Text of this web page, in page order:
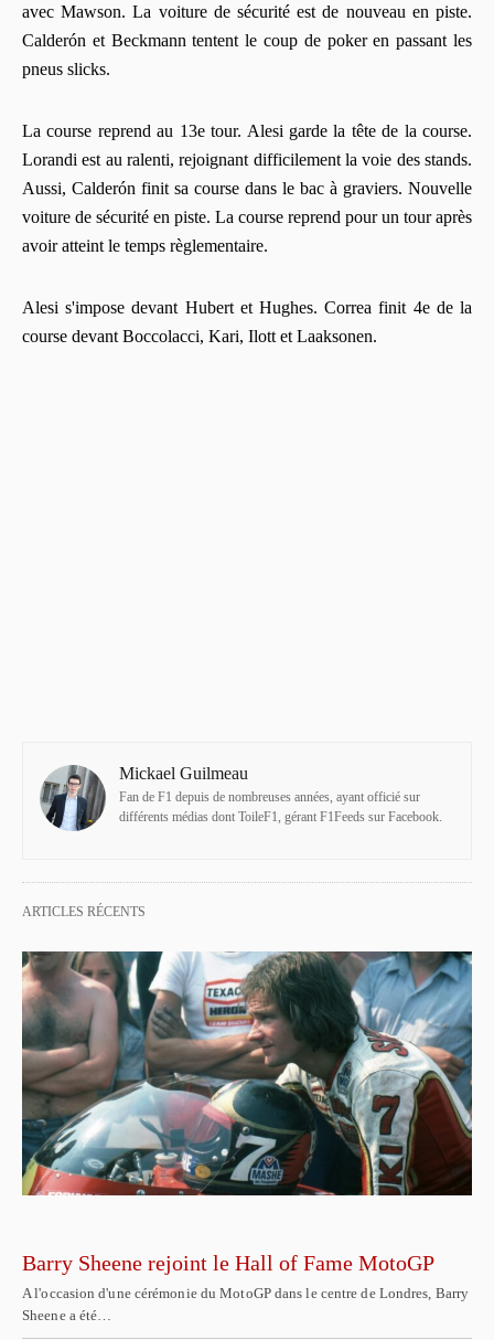
avec Mawson. La voiture de sécurité est de nouveau en piste.
Calderón et Beckmann tentent le coup de poker en passant les
pneus slicks.
La course reprend au 13e tour. Alesi garde la tête de la course.
Lorandi est au ralenti, rejoignant difficilement la voie des stands.
Aussi, Calderón finit sa course dans le bac à graviers. Nouvelle
voiture de sécurité en piste. La course reprend pour un tour après
avoir atteint le temps règlementaire.
Alesi s'impose devant Hubert et Hughes. Correa finit 4e de la
course devant Boccolacci, Kari, Ilott et Laaksonen.
Mickael Guilmeau
Fan de F1 depuis de nombreuses années, ayant officié sur
différents médias dont ToileF1, gérant F1Feeds sur Facebook.
ARTICLES RÉCENTS
Barry Sheene rejoint le Hall of Fame MotoGP
A l'occasion d'une cérémonie du MotoGP dans le centre de Londres, Barry
Sheene a été…